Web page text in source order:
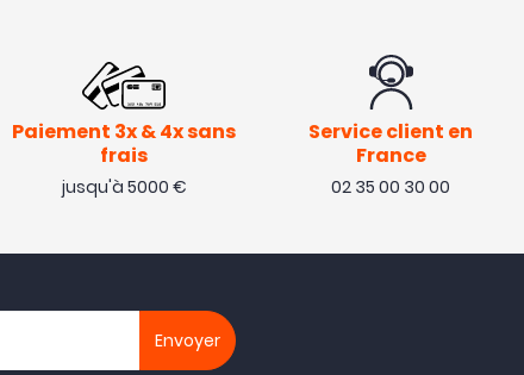
Paiement 3x & 4x sans
frais
jusqu'à 5000 €
Service client en
France
02 35 00 30 00